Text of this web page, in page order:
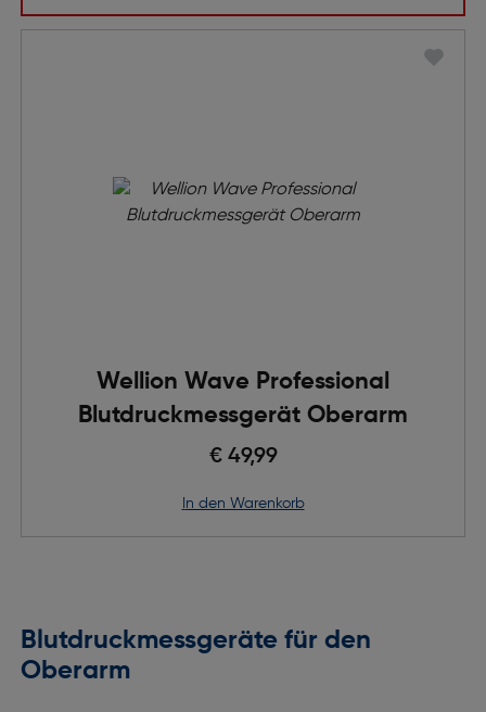
Wellion Wave Professional
Blutdruckmessgerät Oberarm
€ 49,99
in den Warenkorb
Blutdruckmessgeräte für den
Oberarm